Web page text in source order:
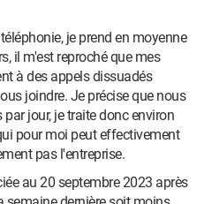
je prend en moyenne
il m'est reproché que mes
à des appels dissuadés
joindre. Je précise que nous
jour, je traite donc environ
pour moi peut effectivement
pas l'entreprise.
au 20 septembre 2023 après